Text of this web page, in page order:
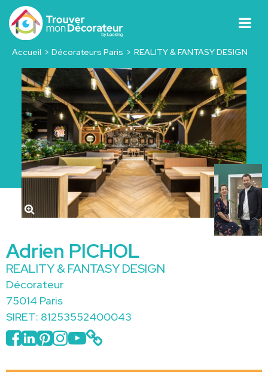
Accueil Décorateurs Paris REALITY & FANTASY DESIGN
Adrien PICHOL
REALITY & FANTASY DESIGN
Décorateur
75014 Paris
SIRET: 81253552400043